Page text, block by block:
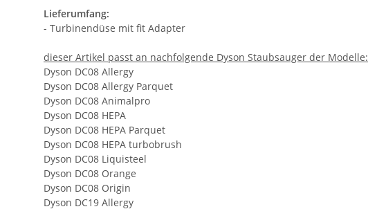
Lieferumfang:
- Turbinendüse mit fit Adapter
dieser Artikel passt an nachfolgende Dyson Staubsauger der Modelle:
Dyson DC08 Allergy
Dyson DC08 Allergy Parquet
Dyson DC08 Animalpro
Dyson DC08 HEPA
Dyson DC08 HEPA Parquet
Dyson DC08 HEPA turbobrush
Dyson DC08 Liquisteel
Dyson DC08 Orange
Dyson DC08 Origin
Dyson DC19 Allergy